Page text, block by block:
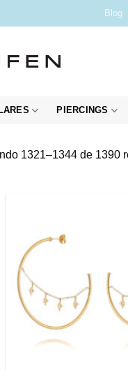
Blog
PIERCINGS
1321–1344 de 1390